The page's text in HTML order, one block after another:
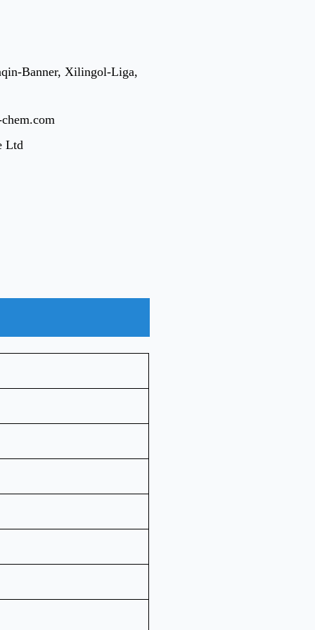
Banner, Xilingol-Liga,
Ltd